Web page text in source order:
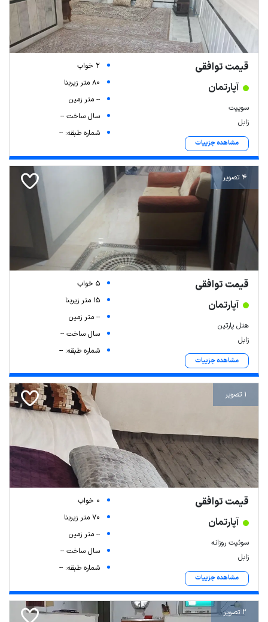
قیمت توافقی
آپارتمان
سوییت
زابل
مشاهده جزییات
2 خواب
80 متر زیربنا
-- متر زمین
سال ساخت --
شماره طبقه: --
4 تصویر
قیمت توافقی
آپارتمان
هتل پارتین
زابل
مشاهده جزییات
5 خواب
15 متر زیربنا
-- متر زمین
سال ساخت --
شماره طبقه: --
1 تصویر
قیمت توافقی
آپارتمان
سوئیت روزانه
زابل
مشاهده جزییات
0 خواب
70 متر زیربنا
-- متر زمین
سال ساخت --
شماره طبقه: --
2 تصویر